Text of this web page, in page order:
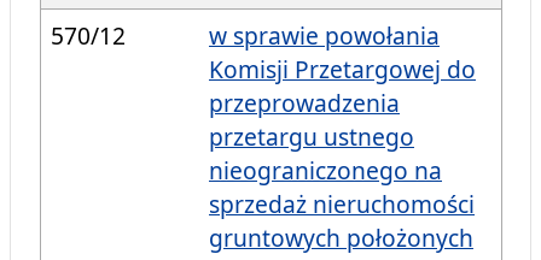
570/12
w sprawie powołania
Komisji Przetargowej do
przeprowadzenia
przetargu ustnego
nieograniczonego na
sprzedaż nieruchomości
gruntowych położonych